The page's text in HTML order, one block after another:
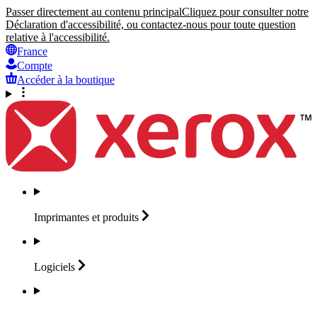
Passer directement au contenu principalCliquez pour consulter notre
Déclaration d'accessibilité, ou contactez-nous pour toute question
relative à l'accessibilité.
France
Compte
Accéder à la boutique
Imprimantes et produits
Logiciels